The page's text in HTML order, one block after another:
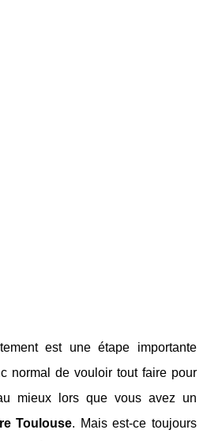
est une étape importante
normal de vouloir tout faire pour
mieux lors que vous avez un
Toulouse. Mais est-ce toujours